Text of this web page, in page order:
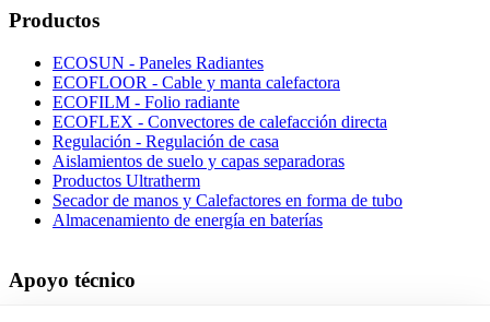
Productos
ECOSUN - Paneles Radiantes
ECOFLOOR - Cable y manta calefactora
ECOFILM - Folio radiante
ECOFLEX - Convectores de calefacción directa
Regulación - Regulación de casa
Aislamientos de suelo y capas separadoras
Productos Ultratherm
Secador de manos y Calefactores en forma de tubo
Almacenamiento de energía en baterías
Apoyo técnico